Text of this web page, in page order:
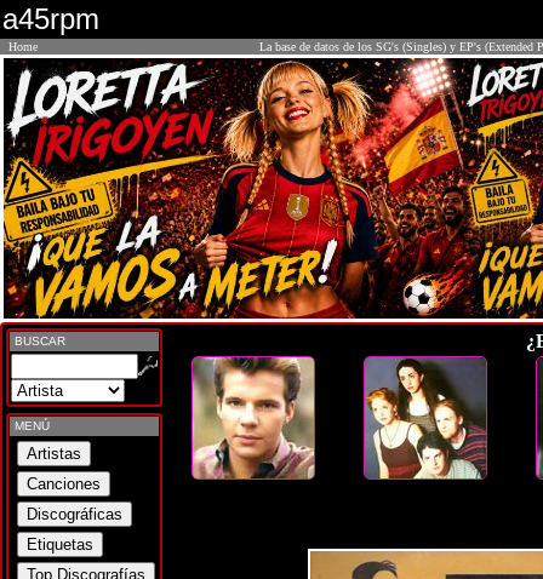
a45rpm
Home La base de datos de los SG's (Singles) y EP's (Extended
BUSCAR
MENÚ